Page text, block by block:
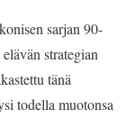
sarjan 90-
strategian
tänä
todella muotonsa